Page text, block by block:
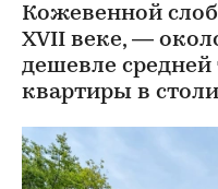
Кожевенной
XVII веке, —
дешевле
квартиры в